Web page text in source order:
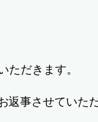
だきます。
事させていた